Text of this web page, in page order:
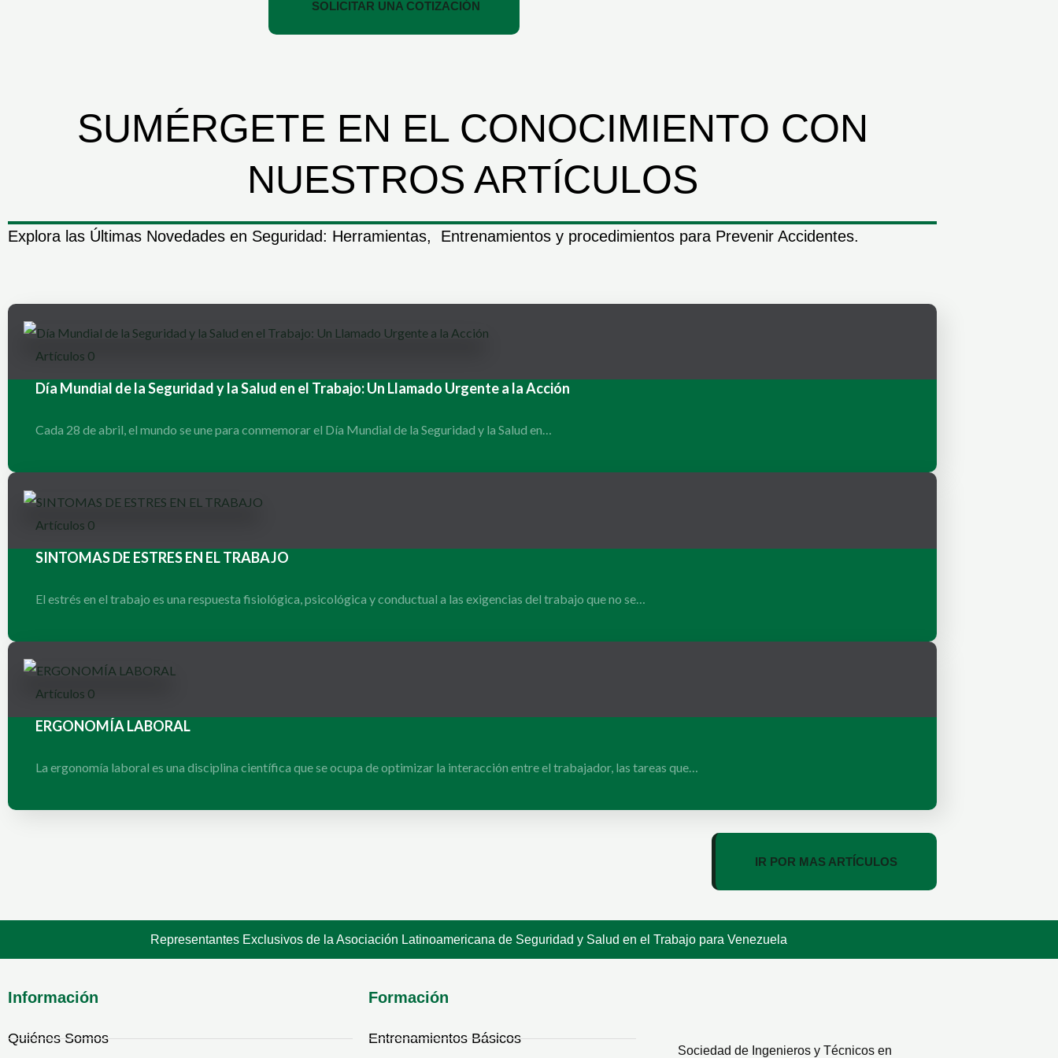
SOLICITAR UNA COTIZACIÓN
SUMÉRGETE EN EL CONOCIMIENTO CON
NUESTROS ARTÍCULOS
Explora las Últimas Novedades en Seguridad: Herramientas, Entrenamientos y procedimientos para Prevenir Accidentes.
Artículos 0
Día Mundial de la Seguridad y la Salud en el Trabajo: Un Llamado Urgente a la Acción
Cada 28 de abril, el mundo se une para conmemorar el Día Mundial de la Seguridad y la Salud en…
Artículos 0
SINTOMAS DE ESTRES EN EL TRABAJO
El estrés en el trabajo es una respuesta fisiológica, psicológica y conductual a las exigencias del trabajo que no se…
Artículos 0
ERGONOMÍA LABORAL
La ergonomía laboral es una disciplina científica que se ocupa de optimizar la interacción entre el trabajador, las tareas que…
IR POR MAS ARTÍCULOS
Representantes Exclusivos de la Asociación Latinoamericana de Seguridad y Salud en el Trabajo para Venezuela
Información
Quiénes Somos
Formación
Entrenamientos Básicos
Sociedad de Ingenieros y Técnicos en